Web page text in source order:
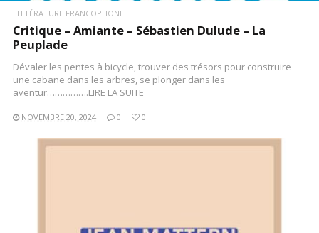
LITTÉRATURE FRANCOPHONE
Critique – Amiante – Sébastien Dulude – La
Peuplade
Dévaler les pentes à bicycle, trouver des trésors pour construire
une cabane dans les arbres, se plonger dans les
aventur…………….LIRE LA SUITE
NOVEMBRE 20, 2024 0 0